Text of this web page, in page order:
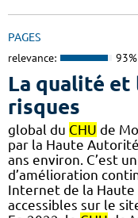
PAGES
relevance: 93%
La qualité et
risques
global du CHU de
par la Haute
ans environ. C’est
d’amélioration
Internet de la
accessibles sur le